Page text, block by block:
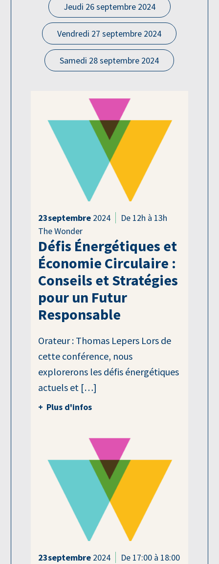
Jeudi 26 septembre 2024
Vendredi 27 septembre 2024
Samedi 28 septembre 2024
23septembre 2024
De 12h à 13h
The Wonder
Défis Énergétiques et
Économie Circulaire :
Conseils et Stratégies
pour un Futur
Responsable
Orateur : Thomas Lepers Lors de
cette conférence, nous
explorerons les défis énergétiques
actuels et […]
Plus d'infos
23septembre 2024
De 17:00 à 18:00